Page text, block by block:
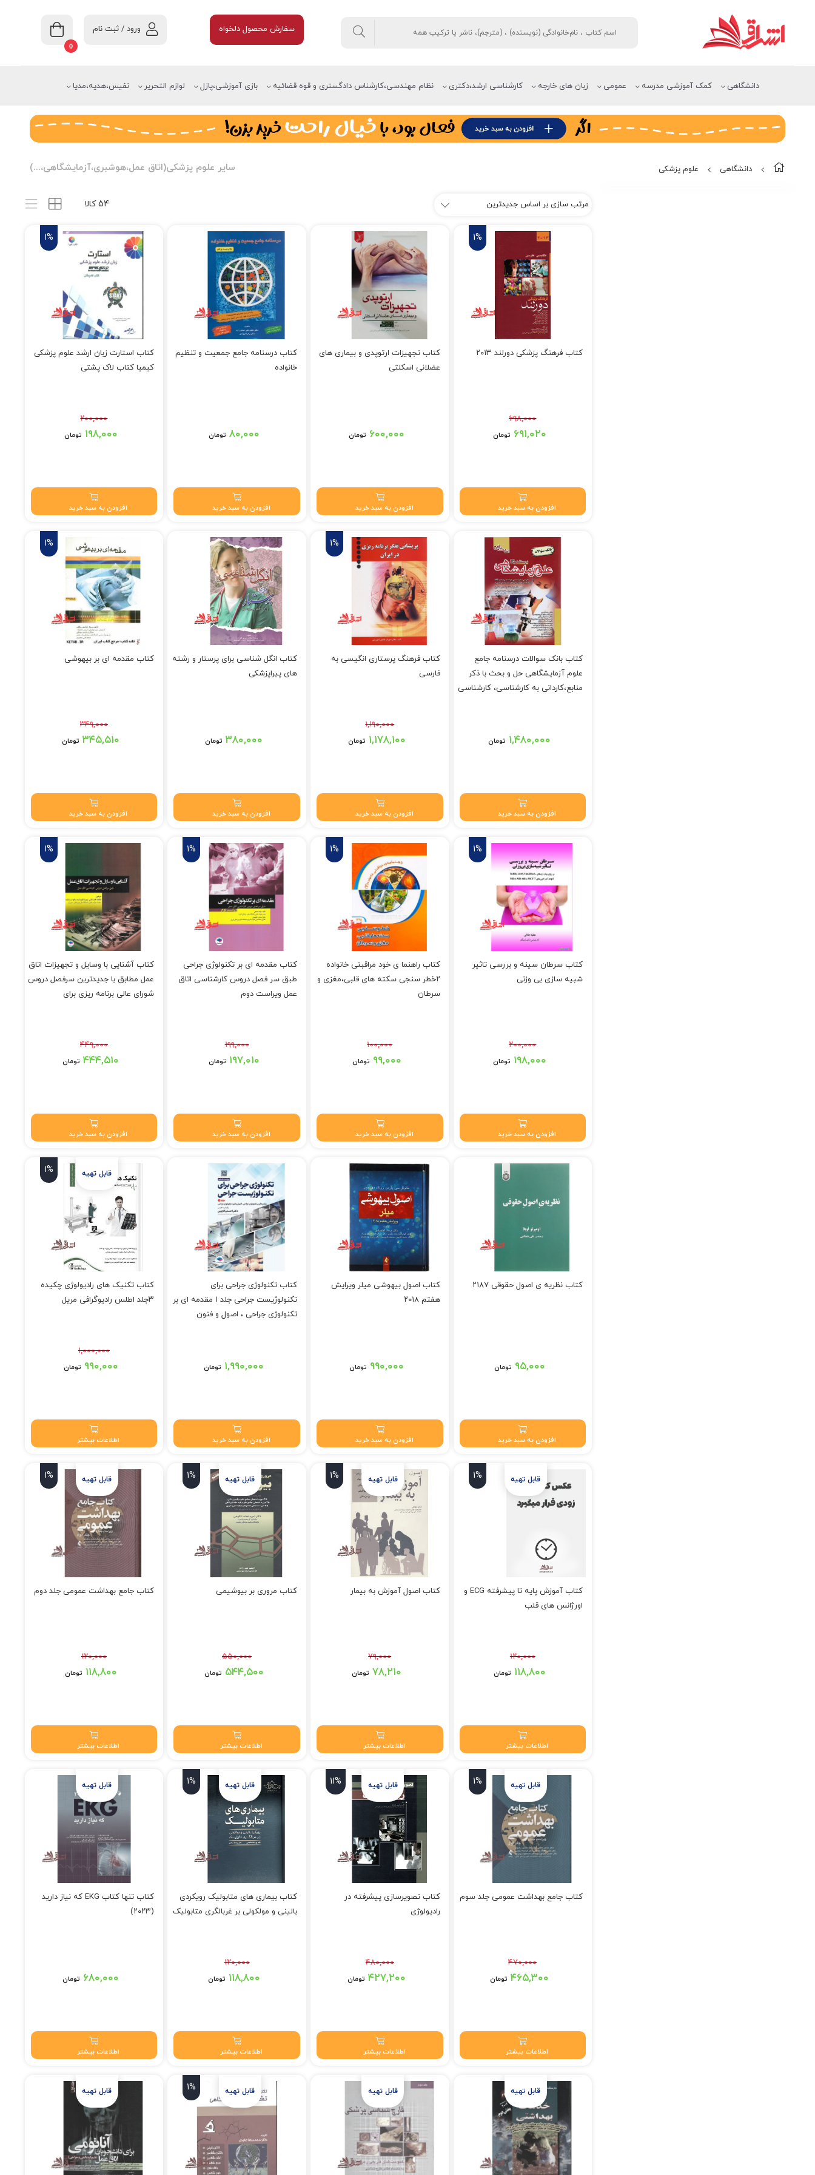
0
ورود / ثبت نام سفارش محصول دلخواه
بازی آموزشی،پازل دانشگاهی زبان های خارجه عمومی کارشناسی ارشد،دکتری کمک آموزشی مدرسه لوازم التحریر نظام مهندسی،کارشناس دادگستری و قوه قضائیه نفیس،هدیه،مدیا
سایر علوم پزشکی(اتاق عمل،هوشبری،آزمایشگاهی،...) دانشگاهی علوم پزشکی
54 کالا
1%
کتاب فرهنگ پزشکی دورلند ۲۰۱۳
۶۹۸,۰۰۰
قیمت اصلی: ۶۹۸,۰۰۰ تومان بود.۶۹۱,۰۲۰ تومان
افزودن به سبد خرید
کتاب تجهیزات ارتوپدی و بیماری های
عضلانی اسکلتی
۶۰۰,۰۰۰ تومان
افزودن به سبد خرید
کتاب درسنامه جامع جمعیت و تنظیم
خانواده
۸۰,۰۰۰ تومان
افزودن به سبد خرید
1%
کتاب استارت زبان ارشد علوم پزشکی
کیمیا کتاب لاک پشتی
۲۰۰,۰۰۰
قیمت اصلی: ۲۰۰,۰۰۰ تومان بود.۱۹۸,۰۰۰ تومان
افزودن به سبد خرید
کتاب بانک سوالات درسنامه جامع
علوم آزمایشگاهی حل و بحث با ذکر
منابع،کاردانی به کارشناسی، کارشناسی
۱,۴۸۰,۰۰۰ تومان
افزودن به سبد خرید
1%
کتاب فرهنگ پرستاری انگیسی به
فارسی
۱,۱۹۰,۰۰۰
قیمت اصلی: ۱,۱۹۰,۰۰۰ تومان بود.۱,۱۷۸,۱۰۰ تومان
افزودن به سبد خرید
کتاب انگل شناسی برای پرستار و رشته
های پیراپزشکی
۳۸۰,۰۰۰ تومان
افزودن به سبد خرید
1%
کتاب مقدمه ای بر بیهوشی
۳۴۹,۰۰۰
قیمت اصلی: ۳۴۹,۰۰۰ تومان بود.۳۴۵,۵۱۰ تومان
افزودن به سبد خرید
1%
کتاب سرطان سینه و بررسی تاثیر
شبیه سازی بی وزنی
۲۰۰,۰۰۰
قیمت اصلی: ۲۰۰,۰۰۰ تومان بود.۱۹۸,۰۰۰ تومان
افزودن به سبد خرید
1%
کتاب راهنما ی خود مراقبتی خانواده
۲خطر سنجی سکته های قلبی،مغزی و
سرطان
۱۰۰,۰۰۰
قیمت اصلی: ۱۰۰,۰۰۰ تومان بود.۹۹,۰۰۰ تومان
افزودن به سبد خرید
1%
کتاب مقدمه ای بر تکنولوژی جراحی
طبق سر فصل دروس کارشناسی اتاق
عمل ویراست دوم
۱۹۹,۰۰۰
قیمت اصلی: ۱۹۹,۰۰۰ تومان بود.۱۹۷,۰۱۰ تومان
افزودن به سبد خرید
1%
کتاب آشنایی با وسایل و تجهیزات اتاق
عمل مطابق با جدیدترین سرفصل دروس
شورای عالی برنامه ریزی برای
۴۴۹,۰۰۰
قیمت اصلی: ۴۴۹,۰۰۰ تومان بود.۴۴۴,۵۱۰ تومان
افزودن به سبد خرید
کتاب نظریه ی اصول حقوقی ۲۱۸۷
۹۵,۰۰۰ تومان
افزودن به سبد خرید
کتاب اصول بیهوشی میلر ویرایش
هفتم ۲۰۱۸
۹۹۰,۰۰۰ تومان
افزودن به سبد خرید
کتاب تکنولوژی جراحی برای
تکنولوژیست جراحی جلد ۱ مقدمه ای بر
تکنولوژی جراحی ، اصول و فنون
۱,۹۹۰,۰۰۰ تومان
افزودن به سبد خرید
1%
کتاب تکنیک های رادیولوژی چکیده
۳جلد اطلس رادیوگرافی مریل
۱,۰۰۰,۰۰۰
قیمت اصلی: ۱,۰۰۰,۰۰۰ تومان بود.۹۹۰,۰۰۰ تومان
اطلاعات بیشتر
1%
کتاب آموزش پایه تا پیشرفته ECG و
اورژانس های قلب
۱۲۰,۰۰۰
قیمت اصلی: ۱۲۰,۰۰۰ تومان بود.۱۱۸,۸۰۰ تومان
اطلاعات بیشتر
1%
کتاب اصول آموزش به بیمار
۷۹,۰۰۰
قیمت اصلی: ۷۹,۰۰۰ تومان بود.۷۸,۲۱۰ تومان
اطلاعات بیشتر
1%
کتاب مروری بر بیوشیمی
۵۵۰,۰۰۰
قیمت اصلی: ۵۵۰,۰۰۰ تومان بود.۵۴۴,۵۰۰ تومان
اطلاعات بیشتر
1%
کتاب جامع بهداشت عمومی جلد دوم
۱۲۰,۰۰۰
قیمت اصلی: ۱۲۰,۰۰۰ تومان بود.۱۱۸,۸۰۰ تومان
اطلاعات بیشتر
1%
کتاب جامع بهداشت عمومی جلد سوم
۴۷۰,۰۰۰
قیمت اصلی: ۴۷۰,۰۰۰ تومان بود.۴۶۵,۳۰۰ تومان
اطلاعات بیشتر
11%
کتاب تصویرسازی پیشرفته در
رادیولوژی
۴۸۰,۰۰۰
قیمت اصلی: ۴۸۰,۰۰۰ تومان بود.۴۲۷,۲۰۰ تومان
اطلاعات بیشتر
1%
کتاب بیماری های متابولیک رویکردی
بالینی و مولکولی بر غربالگری متابولیک
۱۲۰,۰۰۰
قیمت اصلی: ۱۲۰,۰۰۰ تومان بود.۱۱۸,۸۰۰ تومان
اطلاعات بیشتر
کتاب تنها کتاب EKG که نیاز دارید
(۲۰۲۳)
۶۸۰,۰۰۰ تومان
اطلاعات بیشتر
1%